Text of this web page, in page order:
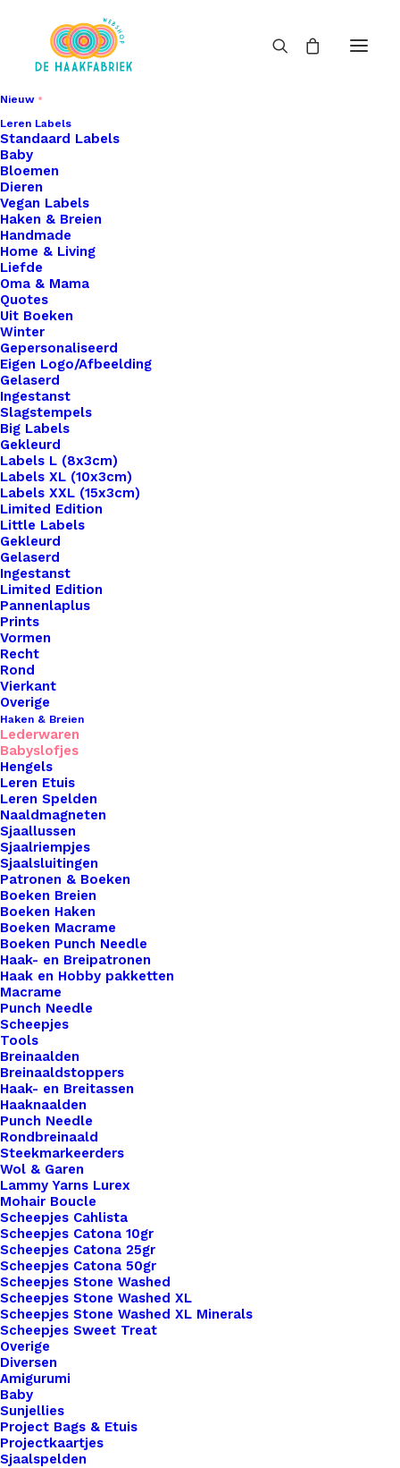
Nieuw
Leren Labels
Standaard Labels
Baby
Bloemen
Dieren
Vegan Labels
Haken & Breien
Handmade
Home & Living
Liefde
Oma & Mama
Quotes
Uit Boeken
Winter
Gepersonaliseerd
Eigen Logo/Afbeelding
Gelaserd
Ingestanst
Slagstempels
Big Labels
Gekleurd
Labels L (8x3cm)
Labels XL (10x3cm)
Labels XXL (15x3cm)
Limited Edition
Little Labels
Gekleurd
Gelaserd
Ingestanst
Limited Edition
Pannenlaplus
Prints
Vormen
Recht
Rond
Vierkant
Overige
Haken & Breien
Lederwaren
Babyslofjes
Hengels
Leren Etuis
Leren Spelden
Naaldmagneten
Sjaallussen
Sjaalriempjes
Sjaalsluitingen
Patronen & Boeken
Boeken Breien
Boeken Haken
Boeken Macrame
Boeken Punch Needle
Haak- en Breipatronen
Haak en Hobby pakketten
Macrame
Punch Needle
Scheepjes
Tools
Breinaalden
Breinaaldstoppers
Haak- en Breitassen
Haaknaalden
Punch Needle
Rondbreinaald
Steekmarkeerders
Wol & Garen
Lammy Yarns Lurex
Mohair Boucle
Scheepjes Cahlista
Scheepjes Catona 10gr
Scheepjes Catona 25gr
Scheepjes Catona 50gr
Scheepjes Stone Washed
Scheepjes Stone Washed XL
Scheepjes Stone Washed XL Minerals
Scheepjes Sweet Treat
Overige
Diversen
Amigurumi
Baby
Sunjellies
Project Bags & Etuis
Projectkaartjes
Sjaalspelden
Home
Twee Leren Zooltjes Baby Slofjes 3-6 Mnd Cognac
Leer
Twee Leren Zooltjes
Baby Slofjes 3-6 Mnd
Cognac Leer
€8,95
Deze leren zooltjes kan je gebruiken bij
ditPATROON. Leren zooltjes gestanst, je kan zelf
de gaatjes er in maken met een gaatjes tang. Er
wordt een template bijgevoegd waar de gaatjes
precies opstaan. Per twee een linker en een
rechter.
Twee
Leren
Zooltjes
Baby
Slofjes
3-
6
Mnd
Cognac
Leer
aantal
Toevoegen aan verlanglijst
Artikelnummer
Categorie
Kleur
Binnen 1-3 werkdagen verzonden
Unieke en kwaliteitsproducten
Overzicht